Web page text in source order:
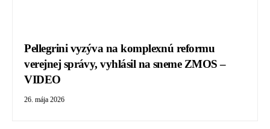
Pellegrini vyzýva na komplexnú reformu
verejnej správy, vyhlásil na sneme ZMOS –
VIDEO
26. mája 2026